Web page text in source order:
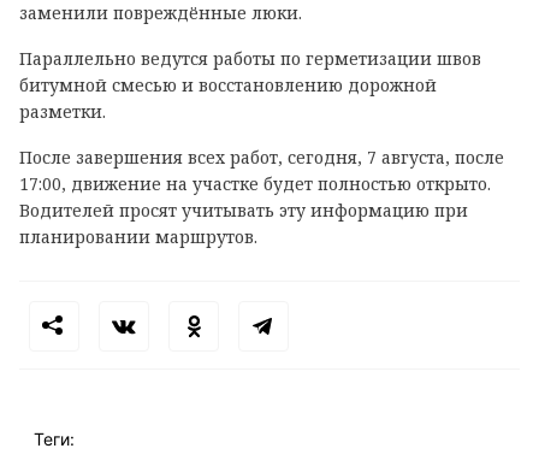
заменили повреждённые люки.
Параллельно ведутся работы по герметизации швов
битумной смесью и восстановлению дорожной
разметки.
После завершения всех работ, сегодня, 7 августа, после
17:00, движение на участке будет полностью открыто.
Водителей просят учитывать эту информацию при
планировании маршрутов.
Теги: